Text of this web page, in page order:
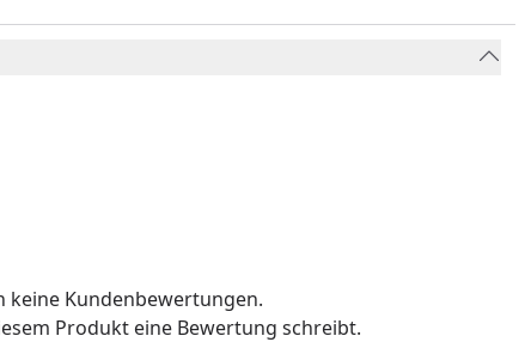
keine Kundenbewertungen.
Produkt eine Bewertung schreibt.